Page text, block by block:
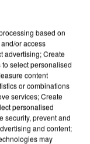
based on
or access
advertising; Create
select personalised
content
or combinations
services; Create
personalised
security, prevent and
and content;
may